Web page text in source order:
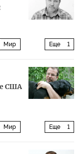
Еще 1
Мир
США
Еще 1
Мир